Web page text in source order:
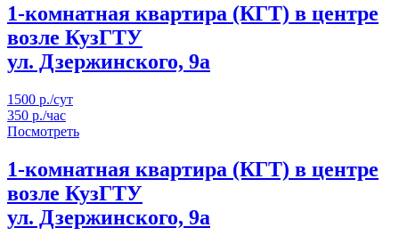
1-комнатная квартира (КГТ) в центре
возле КузГТУ
ул. Дзержинского, 9а
1500 р./сут
350 р./час
Посмотреть
1-комнатная квартира (КГТ) в центре
возле КузГТУ
ул. Дзержинского, 9а